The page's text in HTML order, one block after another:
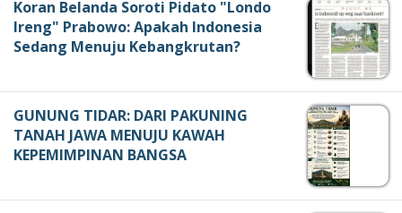
Koran Belanda Soroti Pidato "Londo
Ireng" Prabowo: Apakah Indonesia
Sedang Menuju Kebangkrutan?
GUNUNG TIDAR: DARI PAKUNING
TANAH JAWA MENUJU KAWAH
KEPEMIMPINAN BANGSA